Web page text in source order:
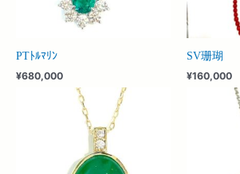
PTﾄﾙﾏﾘﾝ
¥680,000
SV珊瑚
¥160,000